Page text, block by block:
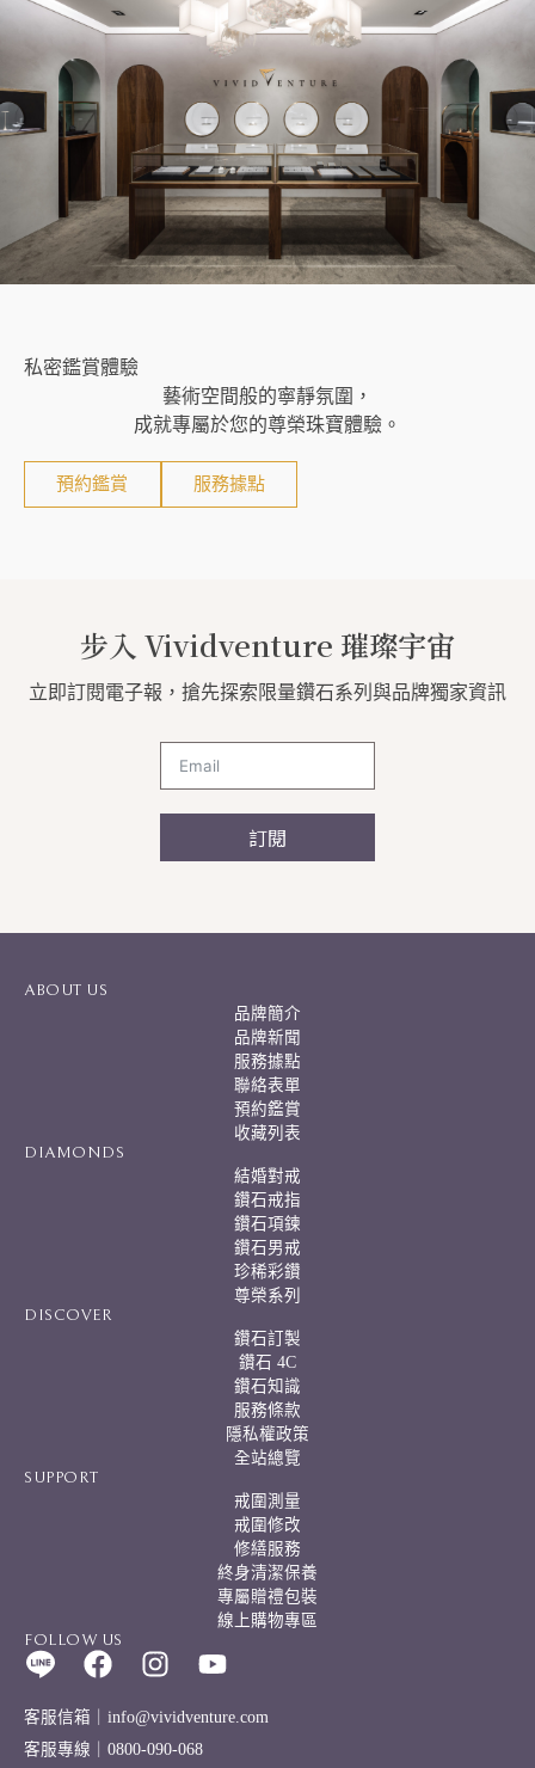
私密鑑賞體驗
藝術空間般的寧靜氛圍，
成就專屬於您的尊榮珠寶體驗。
預約鑑賞 服務據點
步入 Vividventure 璀璨宇宙
立即訂閱電子報，搶先探索限量鑽石系列與品牌獨家資訊
訂閱
t
ABOUT US
品牌簡介
品牌新聞
服務據點
聯絡表單
預約鑑賞
收藏列表
DIAMONDS
結婚對戒
鑽石戒指
鑽石項鍊
鑽石男戒
珍稀彩鑽
尊榮系列
DISCOVER
鑽石訂製
鑽石 4C
鑽石知識
服務條款
隱私權政策
全站總覽
SUPPORT
戒圍測量
戒圍修改
修繕服務
終身清潔保養
專屬贈禮包裝
線上購物專區
FOLLOW US
客服信箱｜info@vividventure.com
客服專線｜0800-090-068